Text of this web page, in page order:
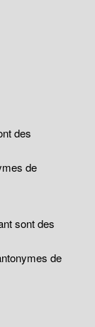
des
de
sont des
de